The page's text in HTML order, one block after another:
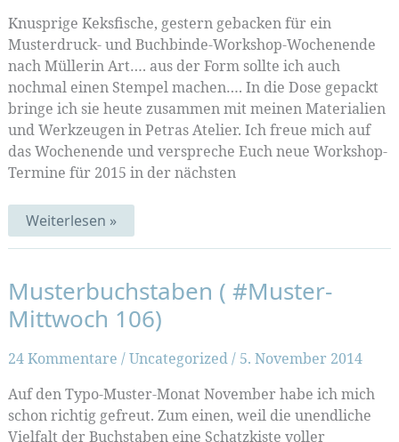
Knusprige Keksfische, gestern gebacken für ein
Musterdruck- und Buchbinde-Workshop-Wochenende
nach Müllerin Art…. aus der Form sollte ich auch
nochmal einen Stempel machen…. In die Dose gepackt
bringe ich sie heute zusammen mit meinen Materialien
und Werkzeugen in Petras Atelier. Ich freue mich auf
das Wochenende und verspreche Euch neue Workshop-
Termine für 2015 in der nächsten
Keksfische
Weiterlesen »
Musterbuchstaben ( #Muster-
Mittwoch 106)
24 Kommentare /Uncategorized/ 5. November 2014
Auf den Typo-Muster-Monat November habe ich mich
schon richtig gefreut. Zum einen, weil die unendliche
Vielfalt der Buchstaben eine Schatzkiste voller